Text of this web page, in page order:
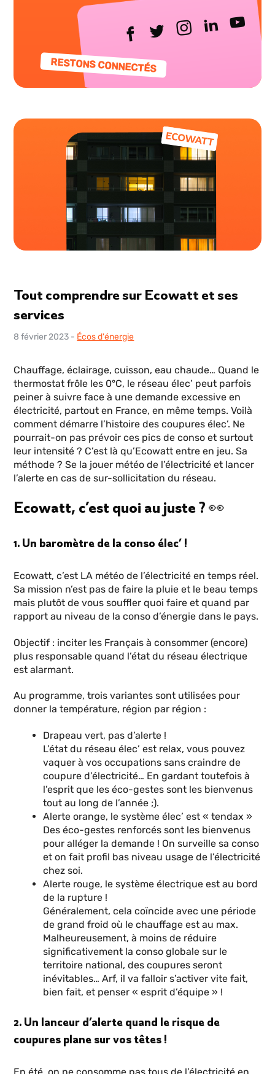
RESTONS CONNECTÉS
Tout comprendre sur Ecowatt et ses
services
8 février 2023 - Écos d'énergie
Chauffage, éclairage, cuisson, eau chaude… Quand le
thermostat frôle les 0°C, le réseau élec’ peut parfois
peiner à suivre face à une demande excessive en
électricité, partout en France, en même temps. Voilà
comment démarre l’histoire des coupures élec’. Ne
pourrait-on pas prévoir ces pics de conso et surtout
leur intensité ? C’est là qu’Ecowatt entre en jeu. Sa
méthode ? Se la jouer météo de l’électricité et lancer
l’alerte en cas de sur-sollicitation du réseau.
Ecowatt, c’est quoi au juste ? 👀
1. Un baromètre de la conso élec’ !
Ecowatt, c’est LA météo de l’électricité en temps réel.
Sa mission n’est pas de faire la pluie et le beau temps
mais plutôt de vous souffler quoi faire et quand par
rapport au niveau de la conso d’énergie dans le pays.
Objectif : inciter les Français à consommer (encore)
plus responsable quand l’état du réseau électrique
est alarmant.
Au programme, trois variantes sont utilisées pour
donner la température, région par région :
Drapeau vert, pas d’alerte !
L’état du réseau élec’ est relax, vous pouvez
vaquer à vos occupations sans craindre de
coupure d’électricité… En gardant toutefois à
l’esprit que les éco-gestes sont les bienvenus
tout au long de l’année ;).
Alerte orange, le système élec’ est « tendax »
Des éco-gestes renforcés sont les bienvenus
pour alléger la demande ! On surveille sa conso
et on fait profil bas niveau usage de l’électricité
chez soi.
Alerte rouge, le système électrique est au bord
de la rupture !
Généralement, cela coïncide avec une période
de grand froid où le chauffage est au max.
Malheureusement, à moins de réduire
significativement la conso globale sur le
territoire national, des coupures seront
inévitables… Arf, il va falloir s’activer vite fait,
bien fait, et penser « esprit d’équipe » !
2. Un lanceur d’alerte quand le risque de
coupures plane sur vos têtes !